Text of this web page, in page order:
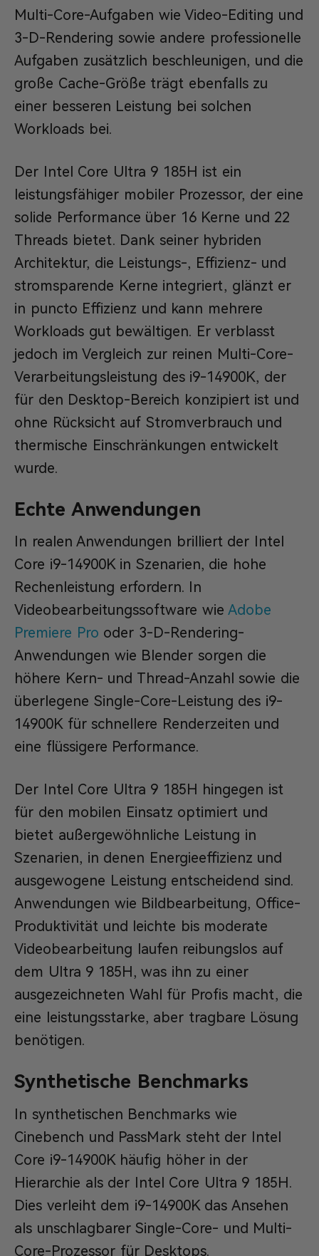
Multi-Core-Aufgaben wie Video-Editing und
3-D-Rendering sowie andere professionelle
Aufgaben zusätzlich beschleunigen, und die
große Cache-Größe trägt ebenfalls zu
einer besseren Leistung bei solchen
Workloads bei.
Der Intel Core Ultra 9 185H ist ein
leistungsfähiger mobiler Prozessor, der eine
solide Performance über 16 Kerne und 22
Threads bietet. Dank seiner hybriden
Architektur, die Leistungs-, Effizienz- und
stromsparende Kerne integriert, glänzt er
in puncto Effizienz und kann mehrere
Workloads gut bewältigen. Er verblasst
jedoch im Vergleich zur reinen Multi-Core-
Verarbeitungsleistung des i9-14900K, der
für den Desktop-Bereich konzipiert ist und
ohne Rücksicht auf Stromverbrauch und
thermische Einschränkungen entwickelt
wurde.
Echte Anwendungen
In realen Anwendungen brilliert der Intel
Core i9-14900K in Szenarien, die hohe
Rechenleistung erfordern. In
Videobearbeitungssoftware wie Adobe
Premiere Pro oder 3-D-Rendering-
Anwendungen wie Blender sorgen die
höhere Kern- und Thread-Anzahl sowie die
überlegene Single-Core-Leistung des i9-
14900K für schnellere Renderzeiten und
eine flüssigere Performance.
Der Intel Core Ultra 9 185H hingegen ist
für den mobilen Einsatz optimiert und
bietet außergewöhnliche Leistung in
Szenarien, in denen Energieeffizienz und
ausgewogene Leistung entscheidend sind.
Anwendungen wie Bildbearbeitung, Office-
Produktivität und leichte bis moderate
Videobearbeitung laufen reibungslos auf
dem Ultra 9 185H, was ihn zu einer
ausgezeichneten Wahl für Profis macht, die
eine leistungsstarke, aber tragbare Lösung
benötigen.
Synthetische Benchmarks
In synthetischen Benchmarks wie
Cinebench und PassMark steht der Intel
Core i9-14900K häufig höher in der
Hierarchie als der Intel Core Ultra 9 185H.
Dies verleiht dem i9-14900K das Ansehen
als unschlagbarer Single-Core- und Multi-
Core-Prozessor für Desktops.